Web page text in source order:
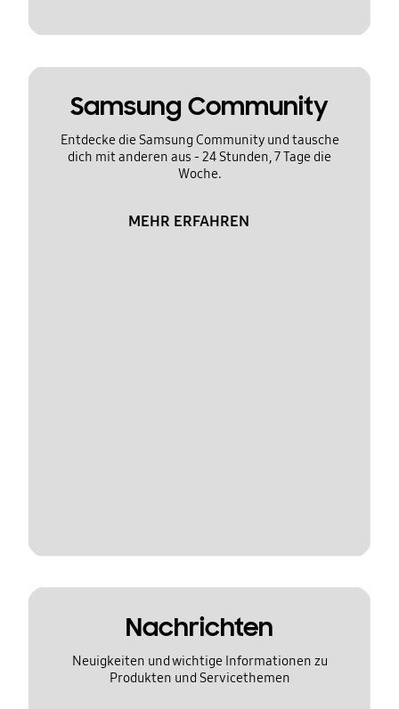
Samsung Community
Entdecke die Samsung Community und tausche
dich mit anderen aus - 24 Stunden, 7 Tage die
Woche.
MEHR ERFAHREN
Nachrichten
Neuigkeiten und wichtige Informationen zu
Produkten und Servicethemen